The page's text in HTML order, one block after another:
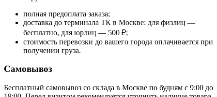
полная предоплата заказа;
доставка до терминала ТК в Москве: для физлиц —
бесплатно, для юрлиц — 500 ₽;
стоимость перевозки до вашего города оплачивается при
получении груза.
Самовывоз
Бесплатный самовывоз со склада в Москве по будням с 9:00 до